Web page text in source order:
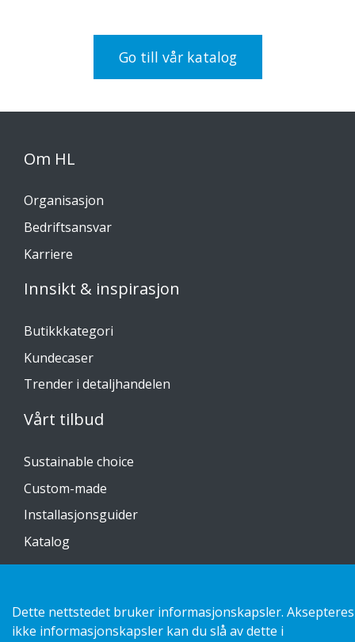
Go till vår katalog
Om HL
Organisasjon
Bedriftsansvar
Karriere
Innsikt & inspirasjon
Butikkkategori
Kundecaser
Trender i detaljhandelen
Vårt tilbud
Sustainable choice
Custom-made
Installasjonsguider
Katalog
Personvernerklæring
Dette nettstedet bruker informasjonskapsler. Aksepteres
ikke informasjonskapsler kan du slå av dette i